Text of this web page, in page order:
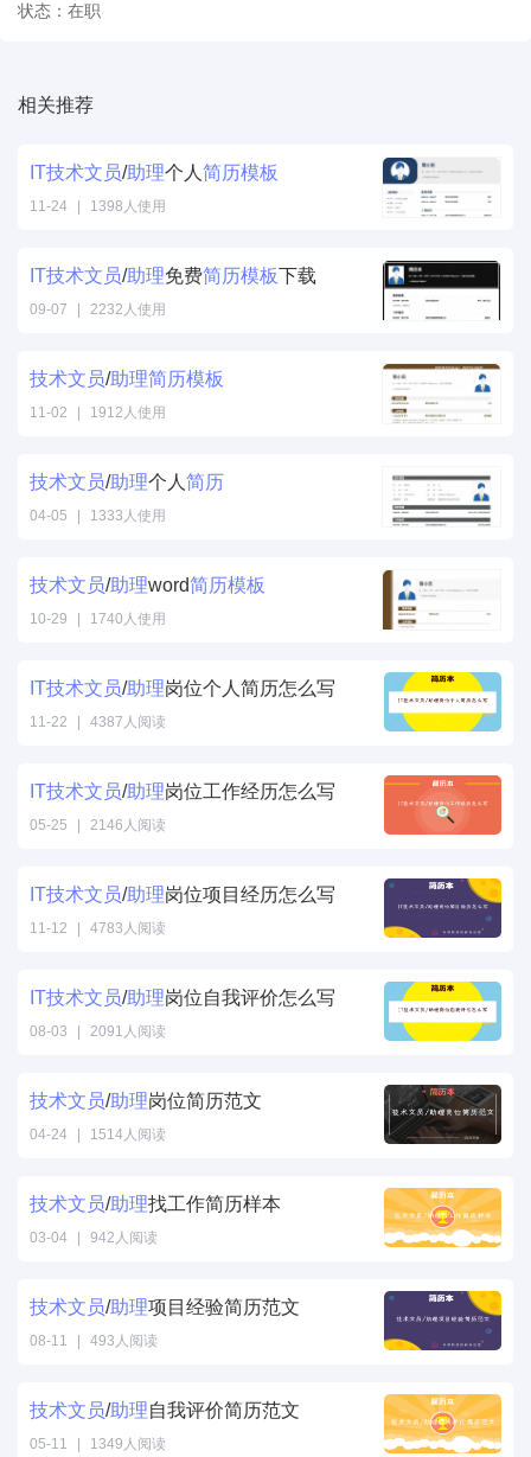
状态：在职
相关推荐
IT技术文 员/助理个人 简历模板
11-24 1398人使用
IT技术文 员/助理免费简历模板下载
09-07 2232人使用
技术文 员/助理简历模板
11-02 1912人使用
技术文 员/助理个人 简历
04-05 1333人使用
技术文 员/助理word简历模板
10-29 1740人使用
IT技术文 员/助理岗位个人简历怎么写
11-22 4387人阅读
IT技术文 员/助理岗位工作经历怎么写
05-25 2146人阅读
IT技术文 员/助理岗位项目经历怎么写
11-12 4783人阅读
IT技术文 员/助理岗位自我评价怎么写
08-03 2091人阅读
技术文 员/助理岗位简历范文
04-24 1514人阅读
技术文 员/助理找工作简历样本
03-04 942人阅读
技术文 员/助理项目经验简历范文
08-11 493人阅读
技术文 员/助理自我评价简历范文
05-11 1349人阅读